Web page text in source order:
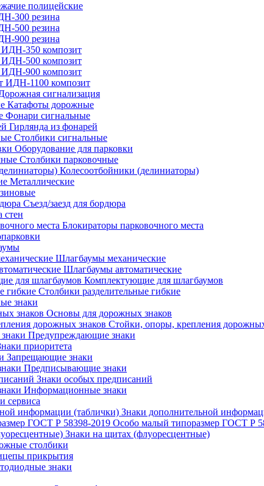
полицейские
300 резина
500 резина
900 резина
ИДН-350 композит
ИДН-500 композит
ИДН-900 композит
ИДН-1100 композит
сигнализация
Катафоты дорожные
Фонари сигнальные
Гирлянда из фонарей
Столбики сигнальные
Оборудование для парковки
Столбики парковочные
Колесоотбойники (делиниаторы)
Металлические
Съезд/заезд для бордюра
стен
Блокираторы парковочного места
Шлагбаумы механические
Шлагбаумы автоматические
Комплектующие для шлагбаумов
Столбики разделительные гибкие
знаки
Основы для дорожных знаков
Стойки, опоры, крепления
Предупреждающие знаки
приоритета
Запрещающие знаки
Предписывающие знаки
Знаки особых предписаний
Информационные знаки
сервиса
Знаки дополнительной
Особо малый типоразмер ГОСТ Р
Знаки на щитах (флуоресцентные)
столбики
прикрытия
знаки